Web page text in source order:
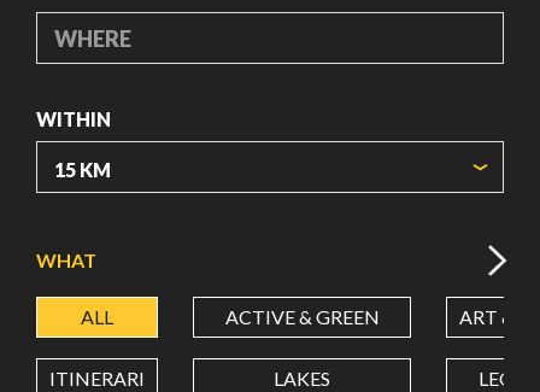
WHERE
WITHIN
LATITUDE
WHAT
ALL ACTIVE & GREEN ART &
ITINERARI LAKES